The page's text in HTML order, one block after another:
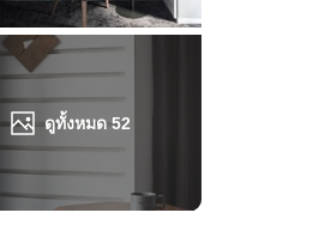
ดูทั้งหมด 52